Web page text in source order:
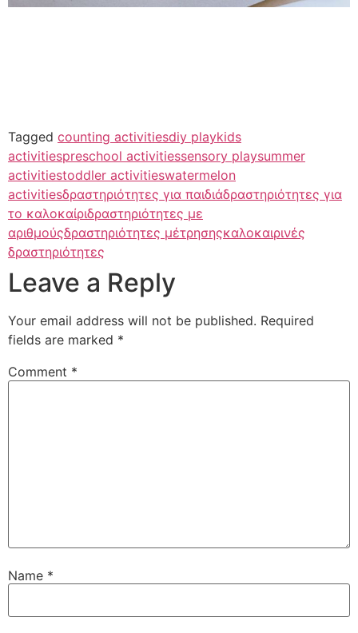
Tagged counting activitiesdiy playkids
activitiespreschool activitiessensory playsummer
activitiestoddler activitieswatermelon
activitiesδραστηριότητες για παιδιάδραστηριότητες για
το καλοκαίριδραστηριότητες με
αριθμούςδραστηριότητες μέτρησηςκαλοκαιρινές
δραστηριότητες
Leave a Reply
Your email address will not be published. Required
fields are marked *
Comment *
Name *